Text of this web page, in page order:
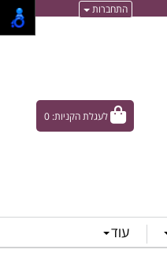
התחברות
לעגלת הקניות: 0
עוד